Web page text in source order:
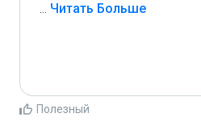
... Читать Больше
Полезный